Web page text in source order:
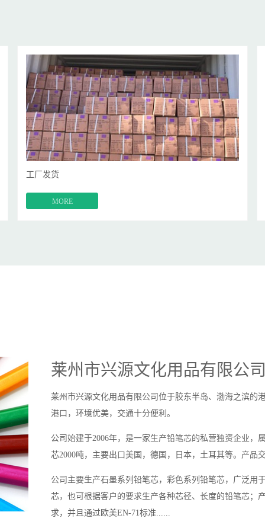
工厂发货
MORE
莱州市兴源文化用品有限公
莱州市兴源文化用品有限公司位于胶东半岛、渤海之滨
港口，环境优美，交通十分便利。
公司始建于2006年，是一家生产铅笔芯的私营独资企业，
芯2000吨，主要出口美国，德国，日本，土耳其等。产品
公司主要生产石墨系列铅笔芯，彩色系列铅笔芯，广泛用
芯，也可根据客户的要求生产各种芯径、长度的铅笔芯；
求，并且通过欧美EN-71标准......